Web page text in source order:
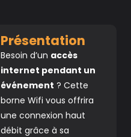
Présentation
Besoin d’un accès
internet pendant un
événement ? Cette
borne Wifi vous offrira
une connexion haut
débit grâce à sa